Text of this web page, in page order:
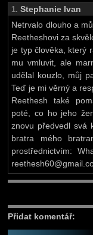
1. Stephanie Ivan
Netrvalo dlouho a
Reetheshovi za
je typ člověka, který
mu vmluvit, ale
udělal kouzlo, můj
Teď je mi věrný a
Reethesh také
poté, co ho jeho
znovu předvedl svá
bratra mého
prostřednictvím:
Přidat komentář: